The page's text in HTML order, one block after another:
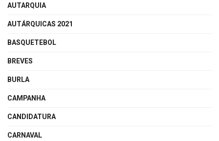
AUTARQUIA
AUTÁRQUICAS 2021
BASQUETEBOL
BREVES
BURLA
CAMPANHA
CANDIDATURA
CARNAVAL